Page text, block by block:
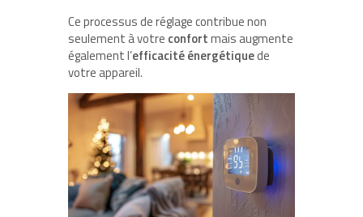
Ce processus de réglage contribue non
seulement à votre confortmais augmente
également l’efficacité énergétiquede
votre appareil.